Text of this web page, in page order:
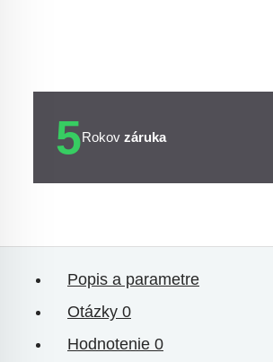
5Rokov záruka
Popis a parametre
Otázky 0
Hodnotenie 0